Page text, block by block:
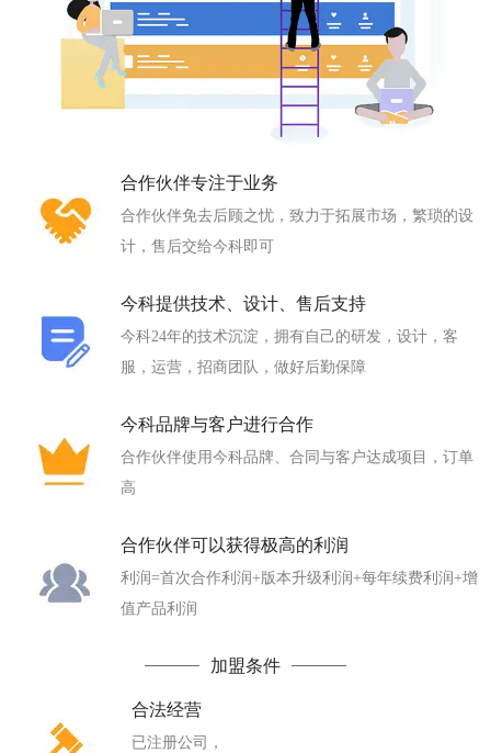
合作伙伴专注于业务
合作伙伴免去后顾之忧，致力于拓展市场，繁琐的设
计，售后交给今科即可
今科提供技术、设计、售后支持
今科24年的技术沉淀，拥有自己的研发，设计，客
服，运营，招商团队，做好后勤保障
今科品牌与客户进行合作
合作伙伴使用今科品牌、合同与客户达成项目，订单
高
合作伙伴可以获得极高的利润
利润=首次合作利润+版本升级利润+每年续费利润+增
值产品利润
加盟条件
合法经营
已注册公司，